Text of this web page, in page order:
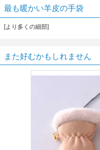
最も暖かい羊皮の手袋
[より多くの細部]
また好むかもしれません